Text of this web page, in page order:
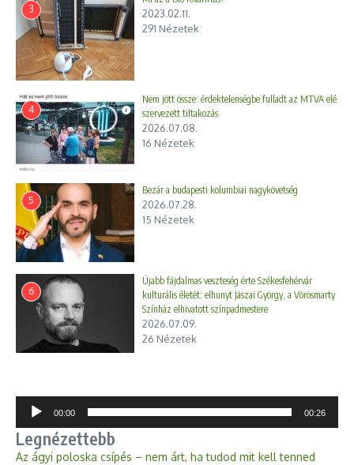
3
2023.02.11.
291 Nézetek
4
Nem jött össze: érdektelenségbe fulladt az MTVA elé
szervezett tiltakozás
2026.07.08.
16 Nézetek
5
Bezár a budapesti kolumbiai nagykövetség
2026.07.28.
15 Nézetek
6
Újabb fájdalmas veszteség érte Székesfehérvár
kulturális életét: elhunyt Jászai György, a Vörösmarty
Színház elhivatott színpadmestere
2026.07.09.
26 Nézetek
Audió
lejátszó
00:00 00:26
Legnézettebb
Az ágyi poloska csípés – nem árt, ha tudod mit kell tenned